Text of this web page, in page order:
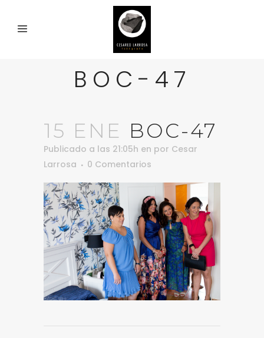
BOC-47
15 ENE BOC-47
Publicado a las 21:05h en por Cesar
Larrosa
0 Comentarios